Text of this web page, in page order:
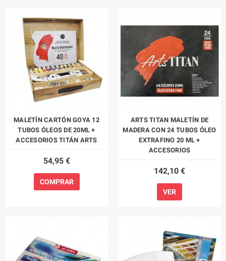
MALETÍN CARTÓN GOYA 12
TUBOS ÓLEOS DE 20ML +
ACCESORIOS TITÁN ARTS
54,95 €
COMPRAR
ARTS TITAN MALETÍN DE
MADERA CON 24 TUBOS ÓLEO
EXTRAFINO 20 ML +
ACCESORIOS
142,10 €
VER